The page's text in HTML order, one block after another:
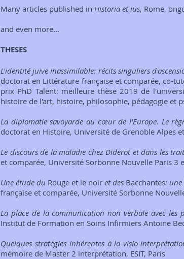
Many articles published in Historia et ius, Rome,
and even more...
​​THESES
L'identité juive inassimilable: récits singuliers
doctorat en Littérature française et comparée, co-
prix PhD Talent: meilleure thèse 2019 de
histoire de l'art, histoire, philosophie, pédagogie et
La diplomatie savoyarde au cœur de l'Europe. Le
doctorat en Histoire, Université de Grenoble Alpes
Le discours de la maladie chez Diderot et dans les
et comparée, Université Sorbonne Nouvelle Paris 3
Une étude du Rouge et le noir et des Bacchantes: une
française et comparée, Université Sorbonne
La place de la communication non verbale avec
Institut de Formation en Soins Infirmiers Antoine
Quelques stratégies inhérentes à la visio-
mémoire de Master 2 interprétation, ESIT, Paris